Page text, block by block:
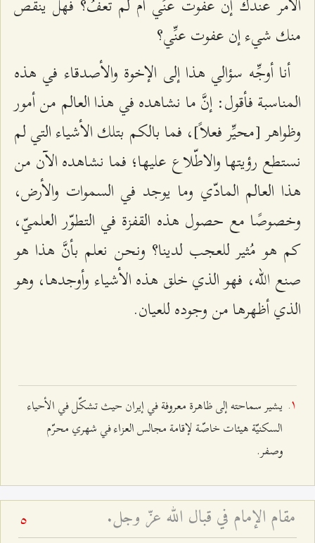
منك شيء إن عفوت عنِّي؟
أنا أوجِّه سؤالي هذا إلى الإخوة والأصدقاء في هذه
المناسبة فأقول: إنَّ ما نشاهده في هذا العالم من أمور
وظواهر [محيِّر فعلاً]، فما بالكم بتلك الأشياء التي لم
نستطع رؤيتها والاطّلاع عليها؛ فما نشاهده الآن من
هذا العالم المادّي وما يوجد في السموات والأرض،
وخصوصًا مع حصول هذه القفزة في التطوّر العلميّ،
كم هو مُثير للعجب لدينا؟ ونحن نعلم بأنَّ هذا هو
صنع الله، فهو الذي خلق هذه الأشياء وأوجدها، وهو
الذي أظهرها من وجوده للعيان.
يشير سماحته إلى ظاهرة معروفة في إيران حيث تشكّل في الأحياء
السكنيّة هيئات خاصّة لإقامة مجالس العزاء في شهري محرّم
وصفر.
مقام الإمام في قبال الله عزّ وجل. 5